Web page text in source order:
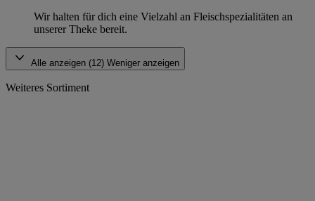
Wir halten für dich eine Vielzahl an Fleischspezialitäten an
unserer Theke bereit.
Alle anzeigen (12) Weniger anzeigen
Weiteres Sortiment